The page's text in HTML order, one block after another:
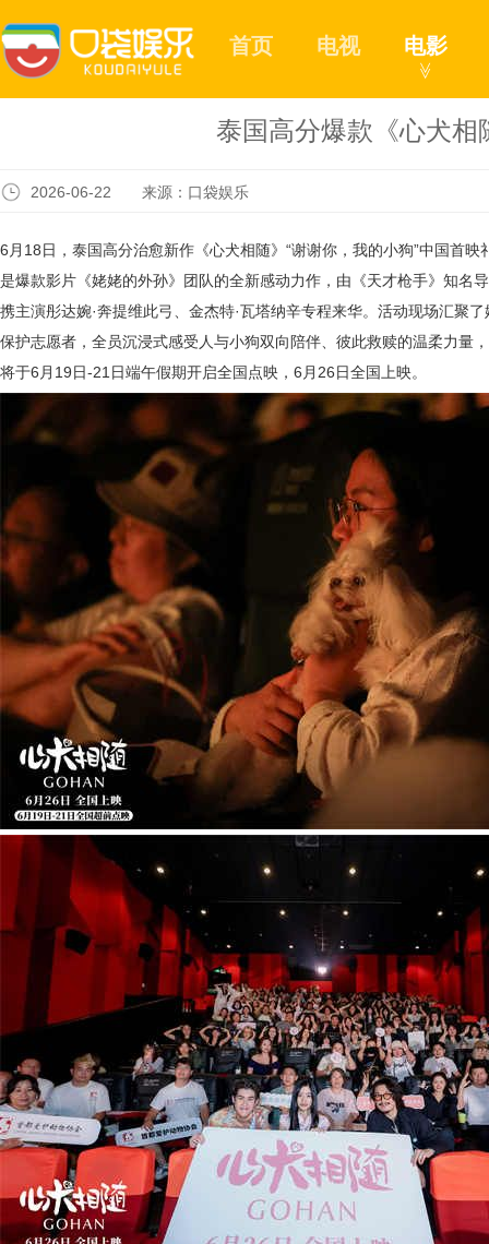
首页 电视 电影
≫
泰国高分爆款《心犬
2026-06-22 来源：口袋娱乐
6月18日，泰国高分治愈新作《心犬相随》“谢谢你，我的小狗”中国首
是爆款影片《姥姥的外孙》团队的全新感动力作，由《天才枪手》知名
携主演彤达婉·奔提维此弓、金杰特·瓦塔纳辛专程来华。活动现场汇聚
保护志愿者，全员沉浸式感受人与小狗双向陪伴、彼此救赎的温柔力量
将于6月19日-21 日端午假期开启全国点映， 6月26日全国上映。